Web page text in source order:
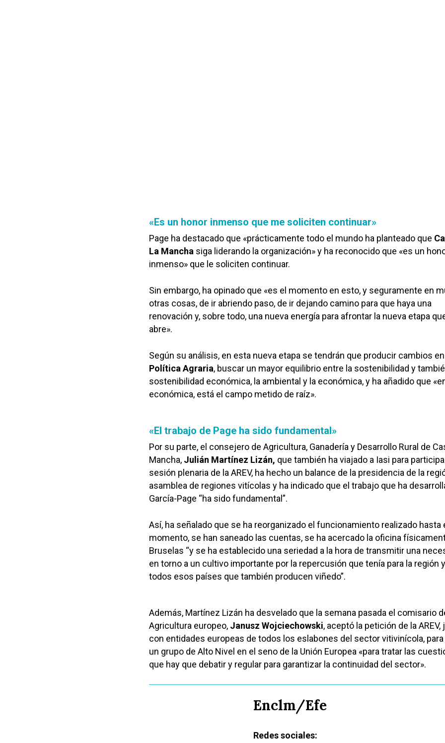
«Es un honor inmenso que me soliciten continuar»
Page ha destacado que «prácticamente todo el mundo ha planteado que
La Mancha siga liderando la organización» y ha reconocido que «es un
inmenso» que le soliciten continuar.
Sin embargo, ha opinado que «es el momento en esto, y seguramente en
otras cosas, de ir abriendo paso, de ir dejando camino para que haya una
renovación y, sobre todo, una nueva energía para afrontar la nueva etapa
abre».
Según su análisis, en esta nueva etapa se tendrán que producir cambios
Política Agraria, buscar un mayor equilibrio entre la sostenibilidad y
sostenibilidad económica, la ambiental y la económica, y ha añadido que
económica, está el campo metido de raíz».
«El trabajo de Page ha sido fundamental»
Por su parte, el consejero de Agricultura, Ganadería y Desarrollo Rural de
Mancha, Julián Martínez Lizán, que también ha viajado a Iasi para
sesión plenaria de la AREV, ha hecho un balance de la presidencia de la
asamblea de regiones vitícolas y ha indicado que el trabajo que ha
García-Page “ha sido fundamental”.
Así, ha señalado que se ha reorganizado el funcionamiento realizado hasta
momento, se han saneado las cuentas, se ha acercado la oficina
Bruselas “y se ha establecido una seriedad a la hora de transmitir una
en torno a un cultivo importante por la repercusión que tenía para la región
todos esos países que también producen viñedo”.
Además, Martínez Lizán ha desvelado que la semana pasada el comisario
Agricultura europeo, Janusz Wojciechowski, aceptó la petición de la AREV,
con entidades europeas de todos los eslabones del sector vitivinícola,
un grupo de Alto Nivel en el seno de la Unión Europea «para tratar las
que hay que debatir y regular para garantizar la continuidad del sector».
Enclm/Efe
Redes sociales: